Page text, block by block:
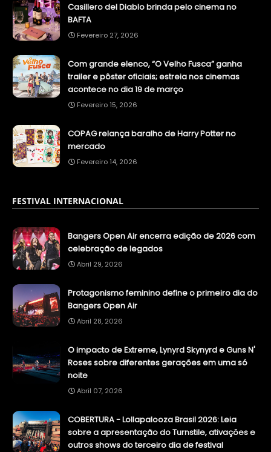
Casillero del Diablo brinda pelo cinema no
BAFTA
Fevereiro 27, 2026
Com grande elenco, “O Velho Fusca” ganha
trailer e pôster oficiais; estreia nos cinemas
acontece no dia 19 de março
Fevereiro 15, 2026
COPAG relança baralho de Harry Potter no
mercado
Fevereiro 14, 2026
FESTIVAL INTERNACIONAL
Bangers Open Air encerra edição de 2026 com
celebração de legados
Abril 29, 2026
Protagonismo feminino define o primeiro dia do
Bangers Open Air
Abril 28, 2026
O impacto de Extreme, Lynyrd Skynyrd e Guns N'
Roses sobre diferentes gerações em uma só
noite
Abril 07, 2026
COBERTURA - Lollapalooza Brasil 2026: Leia
sobre a apresentação do Turnstile, ativações e
outros shows do terceiro dia de festival